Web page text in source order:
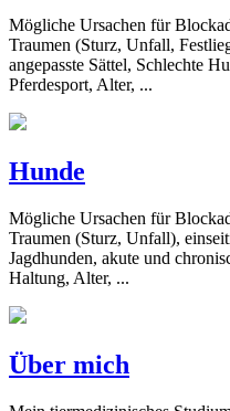
Mögliche Ursachen für
Traumen (Sturz, Unfall,
angepasste Sättel, Schlechte
Pferdesport, Alter, ...
Hunde
Mögliche Ursachen für
Traumen (Sturz, Unfall),
Jagdhunden, akute und
Haltung, Alter, ...
Über mich